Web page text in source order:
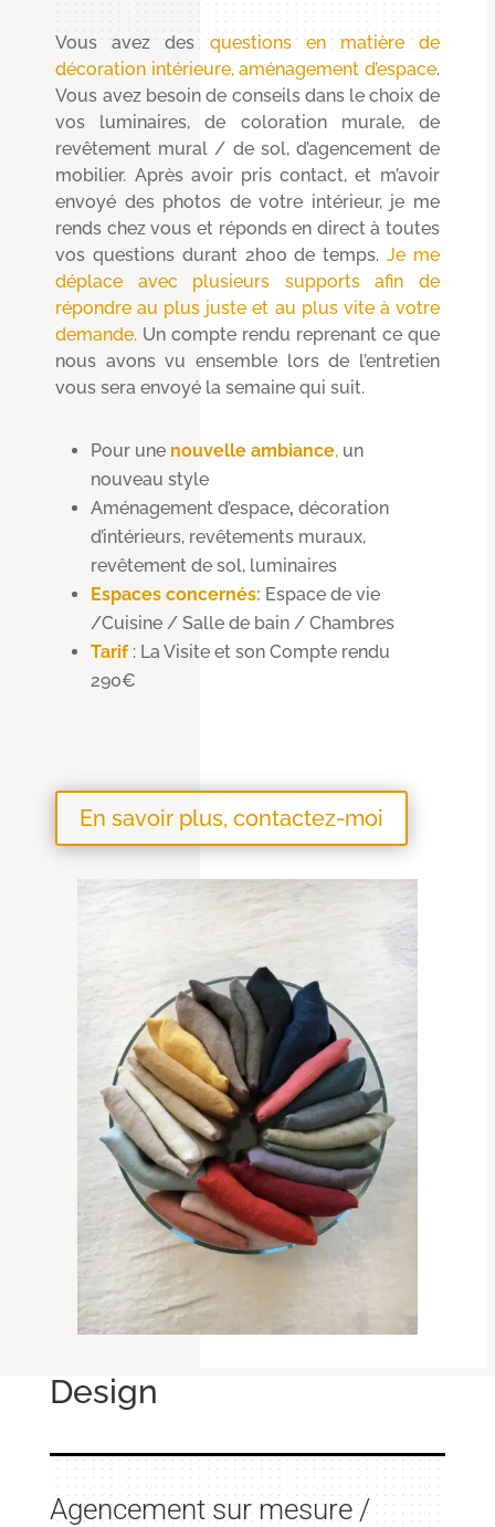
Vous avez desquestions en matière de
décoration intérieure, aménagement d’espace.
Vous avez besoin de conseils dans le choix de
vos luminaires, de coloration murale, de
revêtement mural / de sol, d’agencement de
mobilier. Après avoir pris contact, et m’avoir
envoyé des photos de votre intérieur, je me
rends chez vous et réponds en direct à toutes
vos questions durant 2h00 de temps. Je me
déplace avec plusieurs supports afin de
répondre au plus juste et au plus vite à votre
demande. Un compte rendu reprenant ce que
nous avons vu ensemble lors de l’entretien
vous sera envoyé la semaine qui suit.
Pour une nouvelle ambiance, un
nouveau style
Aménagement d’espace, décoration
d’intérieurs, revêtements muraux,
revêtement de sol, luminaires
Espaces concernés: Espace de vie
/Cuisine / Salle de bain / Chambres
Tarif : La Visite et son Compte rendu
290€
En savoir plus, contactez-moi
Design
Agencement sur mesure /